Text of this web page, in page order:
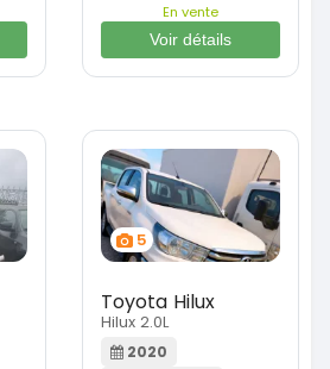
En vente
Voir détails
5
Toyota Hilux
Hilux 2.0L
2020